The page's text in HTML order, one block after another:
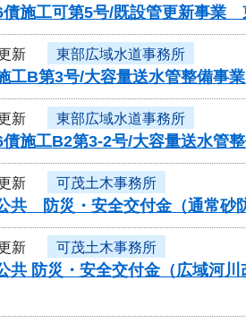
債施工可第5号/既設管更新事業
新 東部広域水道事務所
工B第3号/大容量送水管整備
新 東部広域水道事務所
債施工B2第3-2号/大容量送水
新 可茂土木事務所
公共 防災・安全交付金（通常
新 可茂土木事務所
共 防災・安全交付金（広域河